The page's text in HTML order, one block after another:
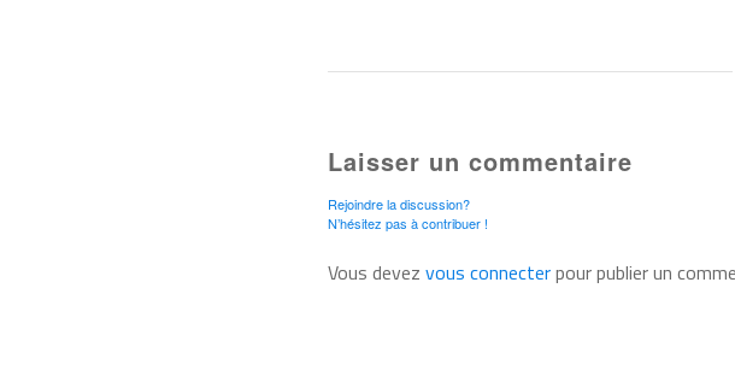
Laisser un commentaire
Rejoindre la discussion?
N’hésitez pas à contribuer !
Vous devez vous connecterpour publier un